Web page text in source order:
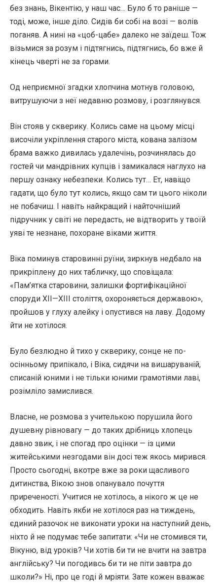
без знань, Вікентію, у наш час… Було б то раніше —
тоді, може, інше діло. Сидів би собі на возі — волів
поганяв. А нині на «цоб-цабе» далеко не заїдеш. Тож
візьмися за розум і підтягнись, підтягнись, бо вже й
кінець чверті не за горами.
Од неприємної згадки хлопчина мотнув головою,
витрушуючи з неї недавню розмову, і розглянувся.
Він стояв у скверику. Колись саме на цьому місці
височіли укріплення старого міста, кована залізом
брама важко дивилась удалечінь, розчинялась до
гостей чи мандрівних купців і замикалася наглухо на
першу ознаку небезпеки. Колись тут… Ет, навіщо
гадати, що було тут колись, якщо сам ти цього ніколи
не побачиш. І навіть найкращий і найточніший
підручник у світі не передасть, не відтворить у твоїй
уяві те незнане, похоране віками життя.
Віка поминув старовинні руїни, зиркнув недбало на
прикріплену до них табличку, що сповіщала:
«Пам’ятка старовини, залишки фортифікаційної
споруди XII—XIII століття, охороняється державою»,
пройшов у глуху алейку і опустився на лаву. Додому
йти не хотілося.
Було безлюдно й тихо у скверику, сонце не по-
осінньому припікало, і Віка, сидячи на вишаруваній,
списаній юними і не тільки юними грамотіями лаві,
розімліло замислився.
Власне, не розмова з учителькою порушила його
душевну рівновагу — до таких дрібниць хлопець
давно звик, і не спогад про оцінки — із цими
житейськими незгодами він досі теж якось мирився.
Просто сьогодні, вкотре вже за роки щасливого
дитинства, Вікою знов опанувало почуття
приреченості. Учитися не хотілось, а нікого ж це не
обходить. Навіть якби не хотілося раз на тиждень,
єдиний разочок не виконати уроки на наступний день,
ніхто й не подумає тебе запитати: «Чи не стомився ти,
Вікуню, від уроків? Чи хотів би ти не вчити на завтра
англійську? Чи погодивсь би ти не піти завтра до
школи?» Ні, про це годі й мріяти. Зате кожен вважає